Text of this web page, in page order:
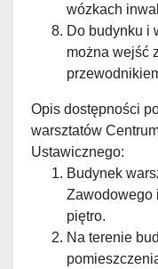
wózkach
Do budynku i
można wejść
Opis dostępności
warsztatów
Ustawicznego:
Budynek
Zawodowego
piętro.
Na terenie